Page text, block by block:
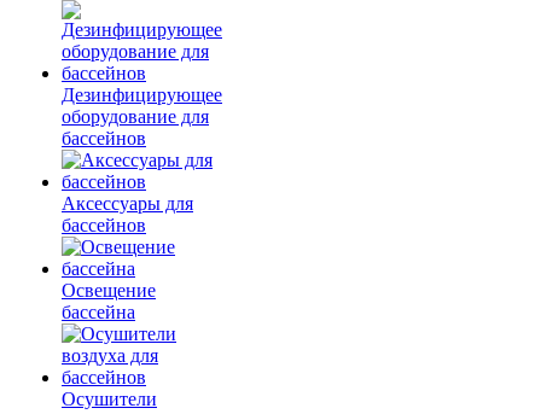
Дезинфицирующее
оборудование для
бассейнов
Аксессуары для
бассейнов
Освещение
бассейна
Осушители